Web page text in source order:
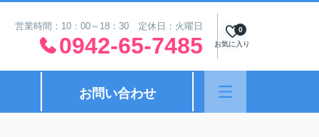
営業時間：10：00～18：30 定休日：火曜日
0942-65-7485 お気に入り
0
お問い合わせ